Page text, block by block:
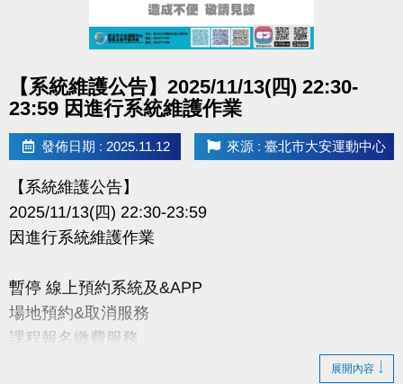
【系統維護公告】2025/11/13(四) 22:30-
23:59 因進行系統維護作業
發佈日期 : 2025.11.12 來源 : 臺北市大安運動中心
【系統維護公告】
2025/11/13(四) 22:30-23:59
因進行系統維護作業
暫停 線上預約系統及&APP
場地預約&取消服務
課程報名繳費服務
展開內容